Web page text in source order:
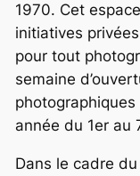
1970. Cet
initiatives
pour tout
semaine
photographiques
année du 1er au
Dans le cadre